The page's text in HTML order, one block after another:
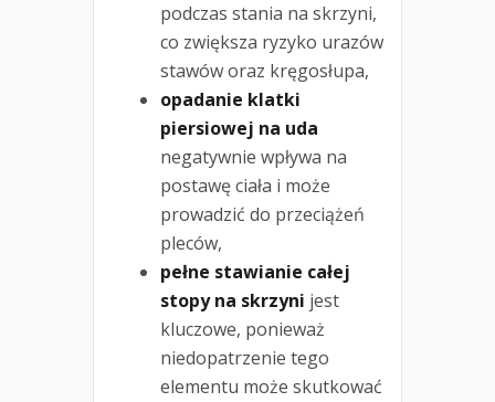
podczas stania na skrzyni,
co zwiększa ryzyko urazów
stawów oraz kręgosłupa,
opadanie klatki
piersiowej na uda
negatywnie wpływa na
postawę ciała i może
prowadzić do przeciążeń
pleców,
pełne stawianie całej
stopy na skrzyni jest
kluczowe, ponieważ
niedopatrzenie tego
elementu może skutkować